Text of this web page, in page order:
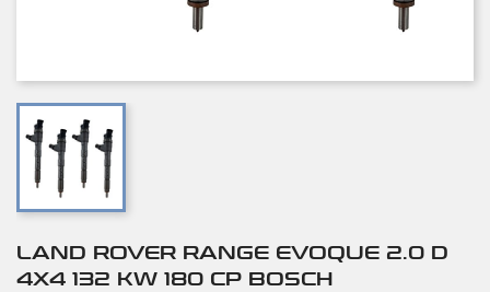
LAND ROVER RANGE EVOQUE 2.0 D
4X4 132 KW 180 CP BOSCH